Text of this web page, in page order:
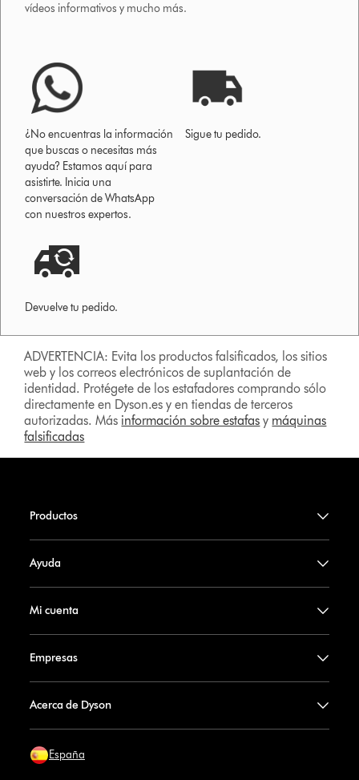
vídeos informativos y mucho más.
¿No encuentras la información
que buscas o necesitas más
ayuda? Estamos aquí para
asistirte. Inicia una
conversación de WhatsApp
con nuestros expertos.
Sigue tu pedido.
Devuelve tu pedido.
ADVERTENCIA: Evita los productos falsificados, los sitios
web y los correos electrónicos de suplantación de
identidad. Protégete de los estafadores comprando sólo
directamente en Dyson.es y en tiendas de terceros
autorizadas. Más información sobre estafas y máquinas
falsificadas
Productos
Ayuda
Mi cuenta
Empresas
Acerca de Dyson
España